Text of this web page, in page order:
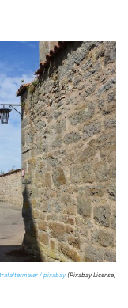
/ pixabay (Pixabay License)